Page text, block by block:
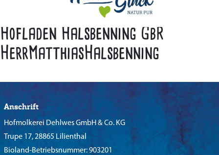
Hofladen Halsbenning GbR
HerrMatthiasHalsbenning
Anschrift
Hofmolkerei Dehlwes GmbH & Co. KG
Trupe 17, 28865 Lilienthal
Bioland-Betriebsnummer: 903201